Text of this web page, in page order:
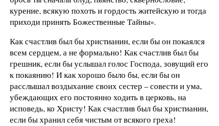
курение, всякую похоть и гордость житейскую и тогда
приходи принять Божественные Тайны».
Как счастлив был бы христианин, если бы он покаялся
всем сердцем, а не формально! Как счастлив был бы
грешник, если бы услышал голос Господа, зовущий его
к покаянию! И как хорошо было бы, если бы он
расслышал воздыхание своих сестер – совести и ума,
убеждающих его постоянно ходить в церковь, на
исповедь, ко Христу! Как счастлив был бы христианин,
если бы хранил себя чистым от всякого греха!